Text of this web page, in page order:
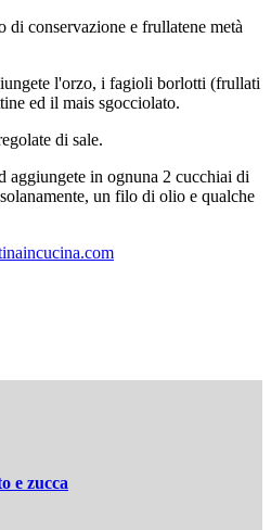
conservazione e frullatene metà
l'orzo, i fagioli borlotti (frullati
ed il mais sgocciolato.
di sale.
aggiungete in ognuna 2 cucchiai di
un filo di olio e qualche
e zucca